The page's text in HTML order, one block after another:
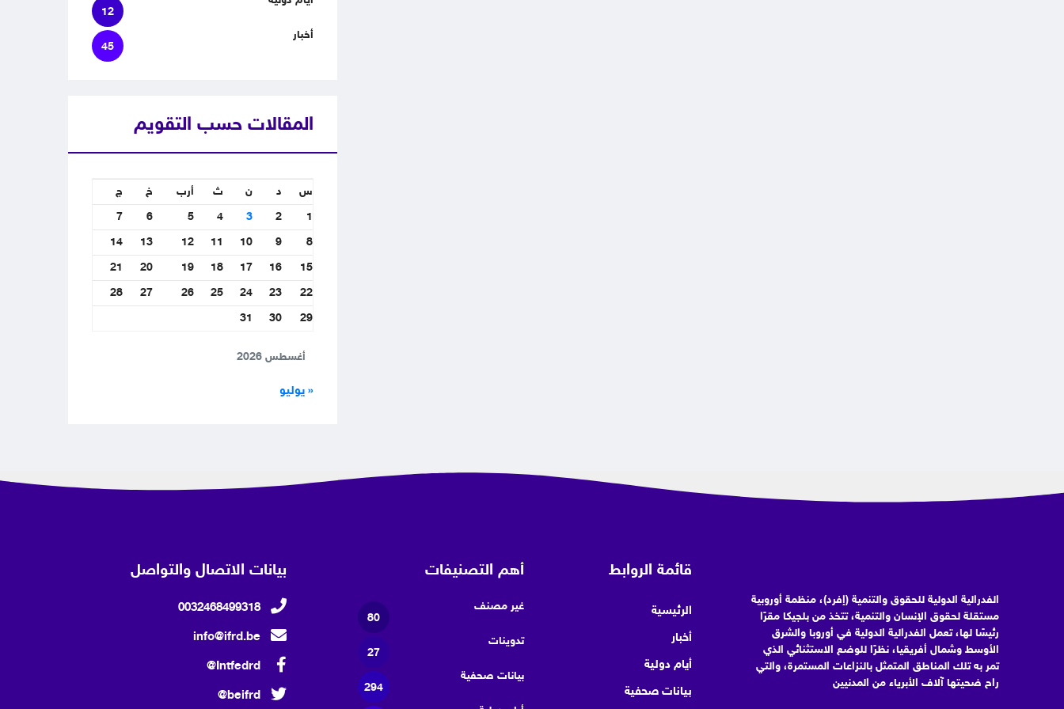
12
أخبار
45
المقالات حسب التقويم
أغسطس 2026
س د ن ث أرب خ
ج
1
2
3
4
5
6
7
8
9
10
11
12
13
14
15
16
17
18
19
20
21
22
23
24
25
26
27
28
29
30
31
« يوليو
الفدرالية الدولية للحقوق والتنمية (إفرد)، منظمة أوروبية
مستقلة لحقوق الإنسان والتنمية، تتخذ من بلجيكا مقرًا
رئيسًا لها، تعمل الفدرالية الدولية في أوروبا والشرق
الأوسط وشمال أفريقيا، نظرًا للوضع الاستثنائي الذي
تمر به تلك المناطق المتمثل بالنزاعات المستمرة، والتي
راح ضحيتها آلاف الأبرياء من المدنيين
قائمة الروابط
الرئيسية
أخبار
أيام دولية
بيانات صحفية
أهم التصنيفات
غير مصنف
80
تدوينات
27
بيانات صحفية
294
بيانات الاتصال والتواصل
0032468499318
info@ifrd.be
Intfedrd@
beifrd@